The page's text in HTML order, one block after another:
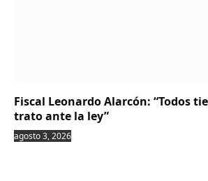
Fiscal Leonardo Alarcón: “Todos
trato ante la ley”
agosto 3, 2026